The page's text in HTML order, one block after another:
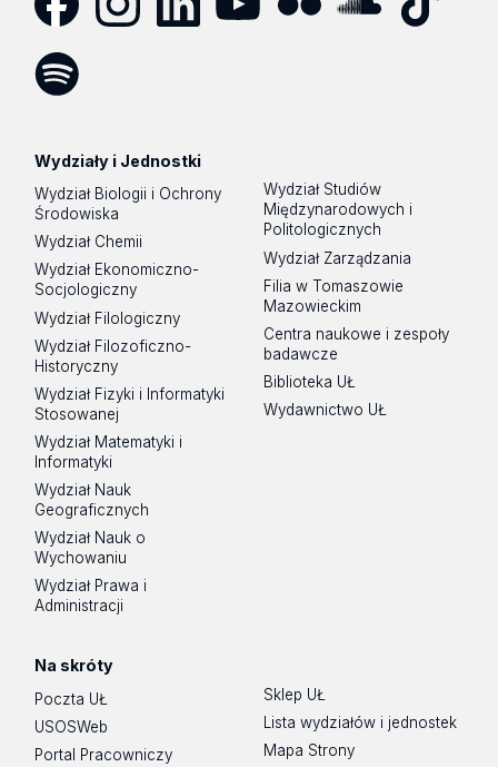
Wydziały i Jednostki
Wydział Biologii i Ochrony
Środowiska
Wydział Chemii
Wydział Ekonomiczno-
Socjologiczny
Wydział Filologiczny
Wydział Filozoficzno-
Historyczny
Wydział Fizyki i Informatyki
Stosowanej
Wydział Matematyki i
Informatyki
Wydział Nauk
Geograficznych
Wydział Nauk o
Wychowaniu
Wydział Prawa i
Administracji
Wydział Studiów
Międzynarodowych i
Politologicznych
Wydział Zarządzania
Filia w Tomaszowie
Mazowieckim
Centra naukowe i zespoły
badawcze
Biblioteka UŁ
Wydawnictwo UŁ
Na skróty
Poczta UŁ
USOSWeb
Portal Pracowniczy
Sklep UŁ
Lista wydziałów i jednostek
Mapa Strony